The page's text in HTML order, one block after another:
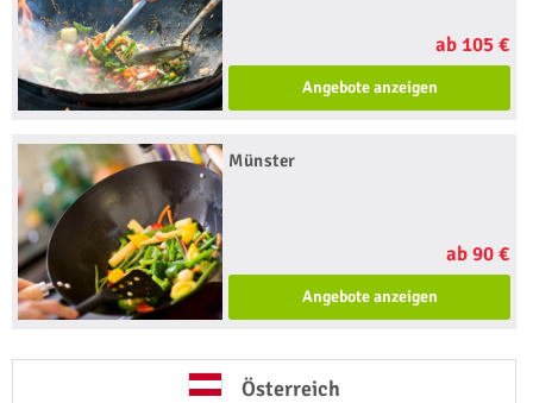
ab 105 €
Angebote anzeigen
Münster
ab 90 €
Angebote anzeigen
Österreich